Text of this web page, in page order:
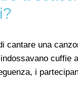
cantare una
cuffie
i